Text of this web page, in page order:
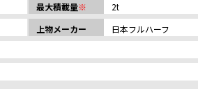
最大積載量※
2t
上物メーカー
日本フルハーフ